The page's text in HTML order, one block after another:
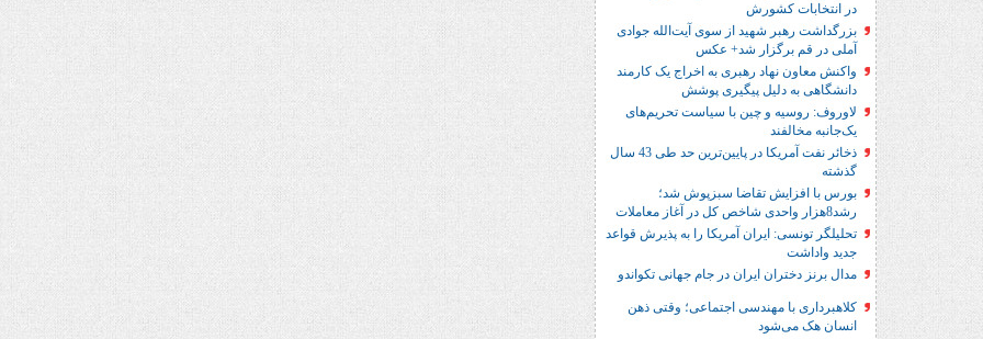
در انتخابات کشورش
بزرگداشت رهبر شهید از سوی آیت‌الله جوادی
آملی در قم برگزار شد+ عکس
واکنش معاون نهاد رهبری به اخراج یک کارمند
دانشگاهی به دلیل پیگیری پوشش
لاوروف: روسیه و چین با سیاست تحریم‌های
یک‌جانبه مخالفند
ذخائر نفت آمریکا در پایین‌ترین حد طی 43 سال
گذشته
بورس با افزایش تقاضا سبزپوش شد؛
رشد8هزار واحدی شاخص کل در آغاز معاملات
تحلیلگر تونسی: ایران آمریکا را به پذیرش قواعد
جدید واداشت
مدال برنز دختران ایران در جام جهانی تکواندو
کلاهبرداری با مهندسی اجتماعی؛ وقتی ذهن
انسان هک می‌شود
هفت باغ مهربانی